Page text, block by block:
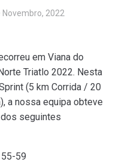
Novembro, 2022
em Viana do
Triatlo 2022. Nesta
(5 km Corrida / 20
a nossa equipa obteve
seguintes
59